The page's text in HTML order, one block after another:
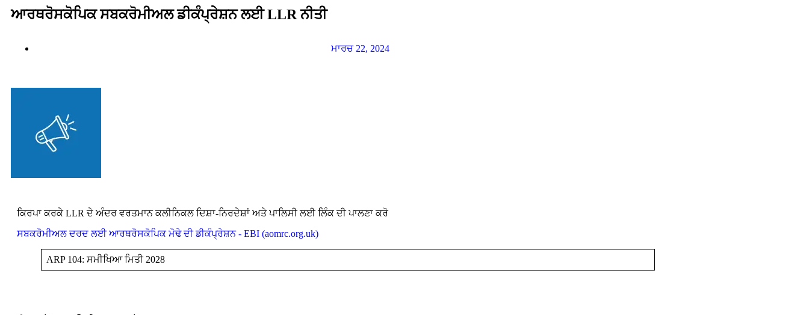
ਆਰਥਰੋਸਕੋਪਿਕ ਸਬਕਰੋਮੀਅਲ ਡੀਕੰਪ੍ਰੇਸ਼ਨ ਲਈ LLR ਨੀਤੀ
ਮਾਰਚ 22, 2024
ਕਿਰਪਾ ਕਰਕੇ LLR ਦੇ ਅੰਦਰ ਵਰਤਮਾਨ ਕਲੀਨਿਕਲ ਦਿਸ਼ਾ-ਨਿਰਦੇਸ਼ਾਂ ਅਤੇ ਪਾਲਿਸੀ ਲਈ ਲਿੰਕ ਦੀ ਪਾਲਣਾ ਕਰੋ
ਸਬਕਰੋਮੀਅਲ ਦਰਦ ਲਈ ਆਰਥਰੋਸਕੋਪਿਕ ਮੋਢੇ ਦੀ ਡੀਕੰਪ੍ਰੇਸ਼ਨ - EBI (aomrc.org.uk)
ARP 104: ਸਮੀਖਿਆ ਮਿਤੀ 2028